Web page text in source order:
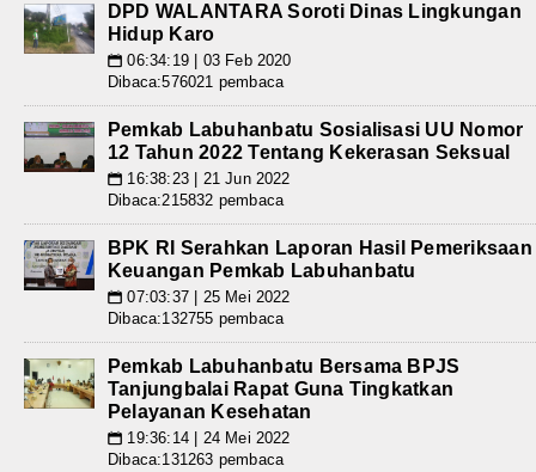
DPD WALANTARA Soroti Dinas Lingkungan
Hidup Karo
📅 06:34:19 | 03 Feb 2020
Dibaca:576021 pembaca
Pemkab Labuhanbatu Sosialisasi UU Nomor
12 Tahun 2022 Tentang Kekerasan Seksual
📅 16:38:23 | 21 Jun 2022
Dibaca:215832 pembaca
BPK RI Serahkan Laporan Hasil Pemeriksaan
Keuangan Pemkab Labuhanbatu
📅 07:03:37 | 25 Mei 2022
Dibaca:132755 pembaca
Pemkab Labuhanbatu Bersama BPJS
Tanjungbalai Rapat Guna Tingkatkan
Pelayanan Kesehatan
📅 19:36:14 | 24 Mei 2022
Dibaca:131263 pembaca